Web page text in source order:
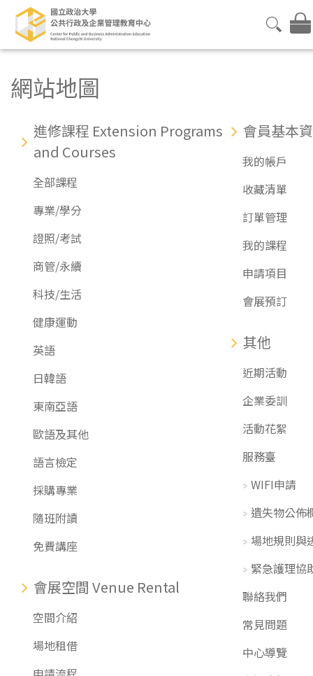
網站地圖
進修課程 Extension Programs
and Courses
全部課程
專業/學分
證照/考試
商管/永續
科技/生活
健康運動
英語
日韓語
東南亞語
歐語及其他
語言檢定
採購專業
隨班附讀
免費講座
會展空間 Venue Rental
空間介紹
場地租借
會員基本
我的帳戶
收藏清單
訂單管理
我的課程
申請項目
會展預訂
其他
近期活動
企業委訓
活動花絮
服務臺
WIFI申請
遺失物公佈
場地規則與
緊急護理協
聯絡我們
常見問題
中心導覽